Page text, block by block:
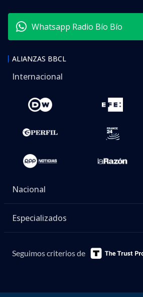
Whatsapp Radio Bío Bío
ALIANZAS BBCL
Internacional
Nacional
Especializados
Seguimos criterios de